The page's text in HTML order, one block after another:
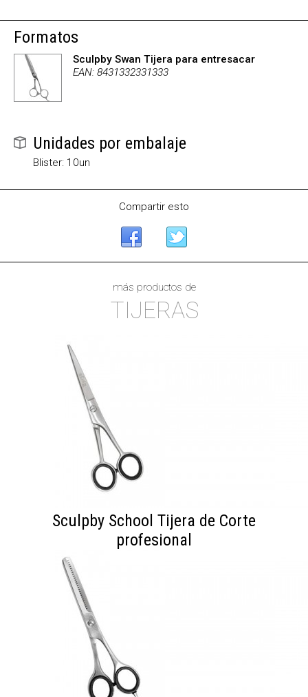
Formatos
Sculpby Swan Tijera para entresacar
EAN: 8431332331333
Unidades por embalaje
Blister: 10un
Compartir esto
más productos de
TIJERAS
Sculpby School Tijera de Corte
profesional